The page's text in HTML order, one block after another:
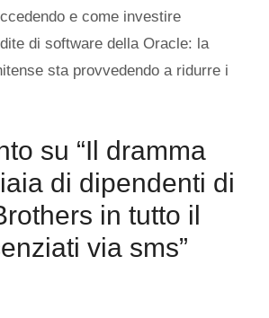
e come investire
di software della Oracle: la
sta provvedendo a ridurre i
su “Il dramma
di dipendenti di
in tutto il
via sms”